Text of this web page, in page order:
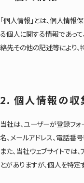
「個人情報」とは、個人情報
る個人に関する情報であって
絡先その他の記述等により、
2. 個人情報の収
当社は、ユーザーが登録フ
名、メールアドレス、電話番
また、当社ウェブサイトで
とがありますが、個人を特